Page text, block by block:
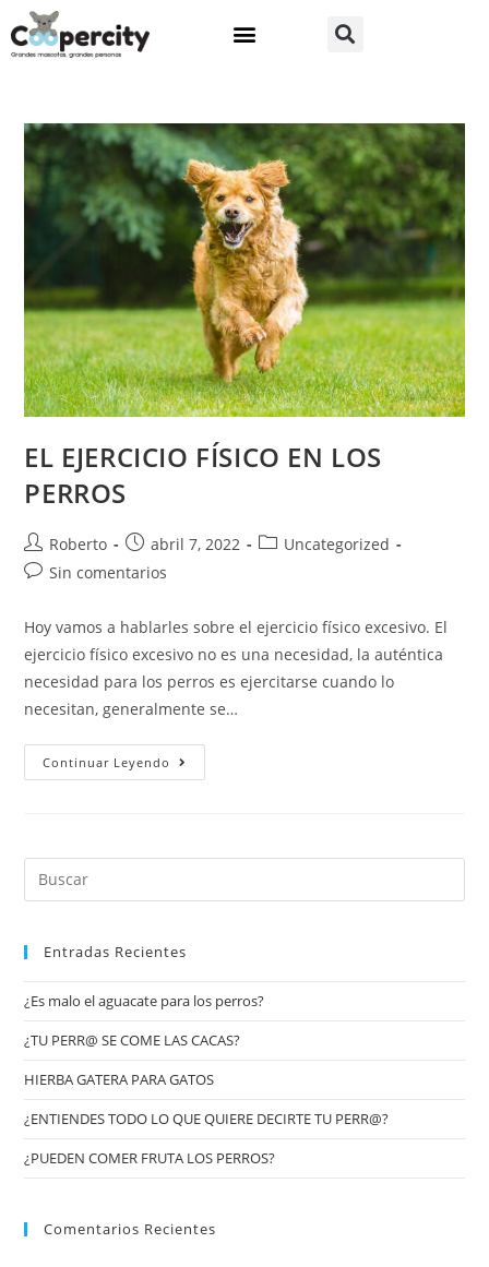
EL EJERCICIO FÍSICO EN LOS
PERROS
Roberto abril 7, 2022
Uncategorized
Sin comentarios
Hoy vamos a hablarles sobre el ejercicio físico excesivo. El
ejercicio físico excesivo no es una necesidad, la auténtica
necesidad para los perros es ejercitarse cuando lo
necesitan, generalmente se…
Continuar Leyendo
Entradas Recientes
¿Es malo el aguacate para los perros?
¿TU PERR@ SE COME LAS CACAS?
HIERBA GATERA PARA GATOS
¿ENTIENDES TODO LO QUE QUIERE DECIRTE TU PERR@?
¿PUEDEN COMER FRUTA LOS PERROS?
Comentarios Recientes